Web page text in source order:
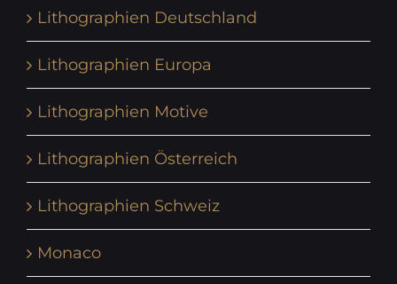
Lithographien Deutschland
Lithographien Europa
Lithographien Motive
Lithographien Österreich
Lithographien Schweiz
Monaco